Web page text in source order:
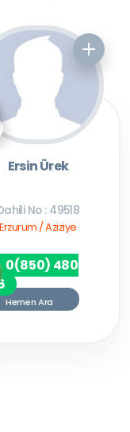
Ersin Ürek
No : 49518
Erzurum / Aziziye
0(850) 480
Hemen Ara